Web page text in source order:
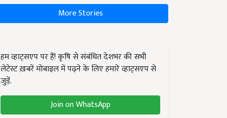
More Stories
हम व्हाट्सएप पर हैं! कृषि से संबंधित देशभर की सभी
लेटेस्ट ख़बरें मोबाइल में पढ़ने के लिए हमारे व्हाट्सएप से
जुड़ें.
Join on WhatsApp